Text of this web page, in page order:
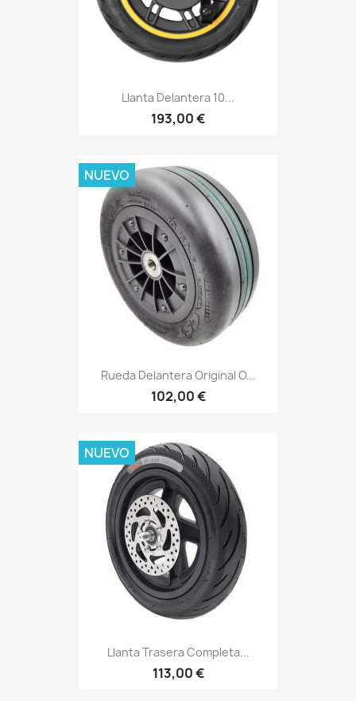
Llanta Delantera 10...
193,00 €
Rueda Delantera Original O...
102,00 €
NUEVO
Llanta Trasera Completa...
113,00 €
NUEVO